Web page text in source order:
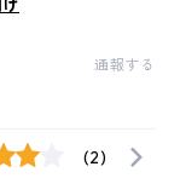
通報する
(2)